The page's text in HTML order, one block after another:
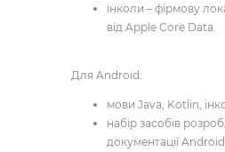
інколи – фірмову
від Apple Core Data.
Для Android:
мови Java, Kotlin,
набір засобів
документації